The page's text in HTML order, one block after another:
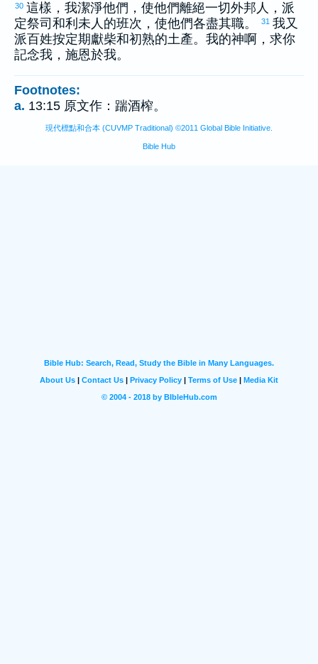
30 這樣，我潔淨他們，使他們離絕一切外邦人，派
定祭司和利未 人的班次，使他們各盡其職。 31 我又
派百姓按定期獻柴和初熟的土產。我的神啊，求你
記念我，施恩於我。
Footnotes:
a. 13:15 原文作：踹酒榨。
現代標點和合本 (CUVMP Traditional) ©2011 Global Bible Initiative.
Bible Hub